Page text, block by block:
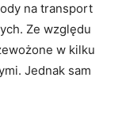
na transport
Ze względu
w kilku
Jednak sam